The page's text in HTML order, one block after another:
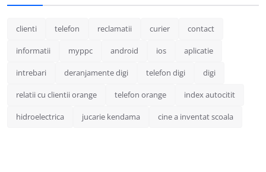
clienti telefon reclamatii curier contact
informatii myppc android ios aplicatie
intrebari deranjamente digi telefon digi digi
relatii cu clientii orange telefon orange index autocitit
hidroelectrica jucarie kendama cine a inventat scoala